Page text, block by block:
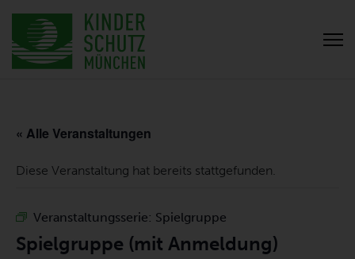
« Alle Veranstaltungen
Diese Veranstaltung hat bereits stattgefunden.
Veranstaltungsserie: Spielgruppe
Spielgruppe (mit Anmeldung)